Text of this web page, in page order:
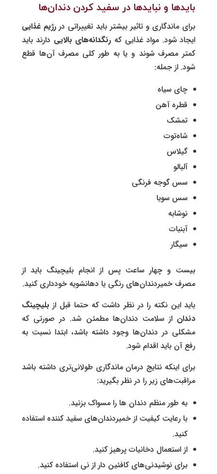
بایدها و نبایدها در سفید کردن دندان‌ها
برای ماندگاری و تاثیر بیشتر باید تغییراتی دررژیم غذایی
ایجاد شود. مواد غذایی که رنگدانه‌های بالایی دارند باید
کمتر مصرف شوند و یا به طور کلی مصرف آن‌ها قطع
شود. از جمله:
چای سیاه
قطره آهن
تمشک
شاه‌توت
گیلاس
آلبالو
سس گوجه فرنگی
سس سویا
نوشابه
آبنبات
سیگار
بیست و چهار ساعت پس از انجام بلیچینگ باید از
مصرف خمیردندان‌های رنگی یا دهانشویه خودداری کنید.
باید این نکته را در نظر داشت که حتما قبل از بلیچینگ
دندان از سلامت دندان‌ها مطمئن شد. در صورتی که
مشکلی در دندان‌ها وجود داشته باشد، ابتدا نسبت به
رفع آن باید اقدام شود.
برای اینکه نتایج درمان ماندگاری طولانی‌تری داشته باشد
مراقبت‌های زیر را در نظر بگیرید:
به طور منظم دندان ها را مسواک بزنید.
با رعایت کیفیت از خمیردندان‌های سفید کننده استفاده
کنید.
از استعمال دخانیات پرهیز کنید.
برای نوشیدنی‌های کافئین دار از نی استفاده کنید.